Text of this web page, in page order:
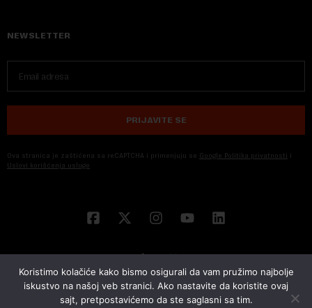
NEWSLETTER
PRIJAVITE SE
Ova stranica je zaštićena sa reCAPTCHA i primenjuju se Google Politika privatnosti i
Uslovi korišćenja usluge
Koristimo kolačiće kako bismo osigurali da vam pružimo najbolje
iskustvo na našoj veb stranici. Ako nastavite da koristite ovaj
sajt, pretpostavićemo da ste saglasni sa tim.